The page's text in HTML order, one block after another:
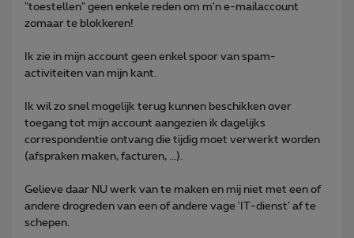
"toestellen" geen enkele reden om m'n e-mailaccount
zomaar te blokkeren!
Ik zie in mijn account geen enkel spoor van spam-
activiteiten van mijn kant.
Ik wil zo snel mogelijk terug kunnen beschikken over
toegang tot mijn account aangezien ik dagelijks
correspondentie ontvang die tijdig moet verwerkt worden
(afspraken maken, facturen, ...).
Gelieve daar NU werk van te maken en mij niet met een of
andere drogreden van een of andere vage 'IT-dienst' af te
schepen.